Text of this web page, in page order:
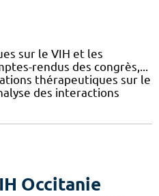
sur le VIH et les
rendus des congrès,...
thérapeutiques sur le
des interactions
Occitanie